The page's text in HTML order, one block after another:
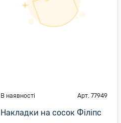
В наявності Арт. 77949
Накладки на сосок Філіпс